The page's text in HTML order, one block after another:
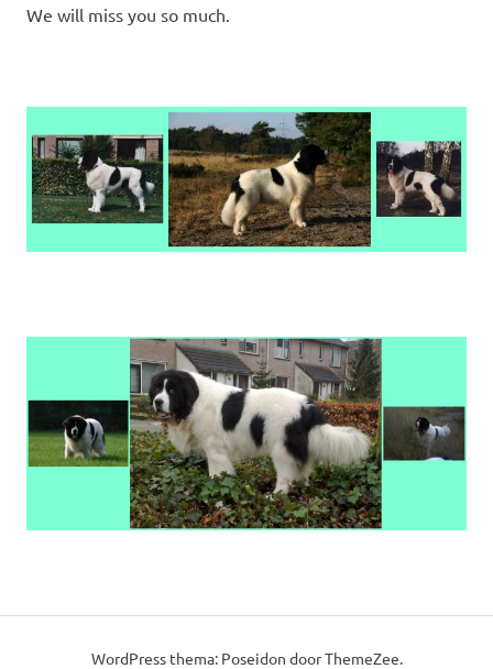
We will miss you so much.
WordPress thema: Poseidon door ThemeZee.